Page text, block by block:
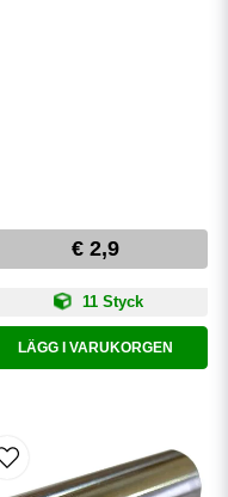
€ 2,9
11 Styck
LÄGG I VARUKORGEN